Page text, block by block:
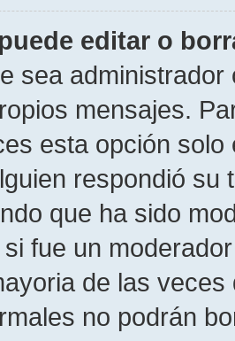
editar o
sea
mensajes.
esta opción
respondió
que ha sido
fue un
de las
no podrán